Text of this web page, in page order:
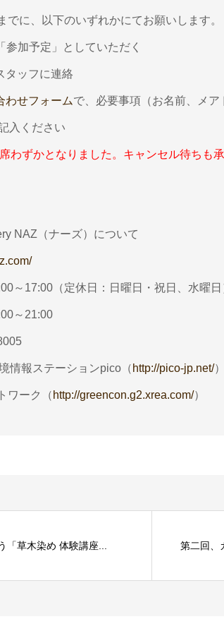
に、以下のいずれかにてお願いします。
参加予定」としていただく
タッフに連絡
わせフォームで、必要事項（お名前、メ
入ください
わずかとなりました。キャンセル待ちも承
NAZ（ナーズ）について
～17:00（定休日：日曜日・祝日、水曜日
～21:00
情報ステーションpico（ http://pico-jp.net/
ワーク（ http://greencon.g2.xrea.com/）
「草木染め 体験講座... 第二回、